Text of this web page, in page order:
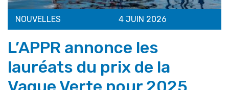
NOUVELLES 4 JUIN 2026
L’APPR annonce les
lauréats du prix de la